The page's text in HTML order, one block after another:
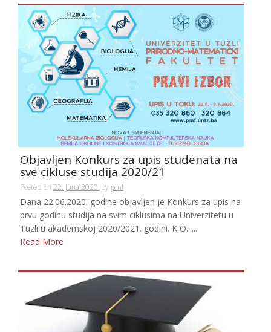
Objavljen Konkurs za upis studenata na
sve cikluse studija 2020/21
Posted on 22. Juna 2020. by pmf
Dana 22.06.2020. godine objavljen je Konkurs za upis na
prvu godinu studija na svim ciklusima na Univerzitetu u
Tuzli u akademskoj 2020/2021. godini. K O......
Read More